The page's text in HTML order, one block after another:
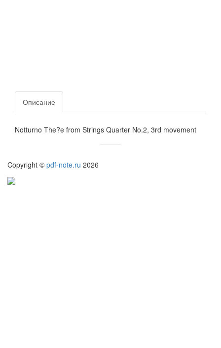
Описание
Notturno The?e from Strings Quarter No.2, 3rd movement
Copyright © pdf-note.ru 2026